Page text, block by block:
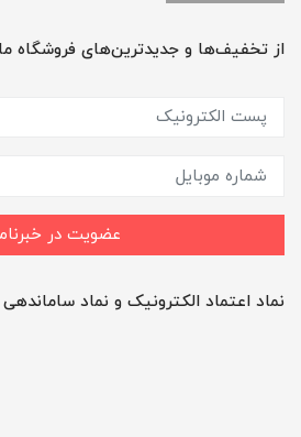
از تخفیف‌ها و جدیدترین‌های فروشگاه
عضویت در
نماد اعتماد الکترونیک و نماد ساماندهی